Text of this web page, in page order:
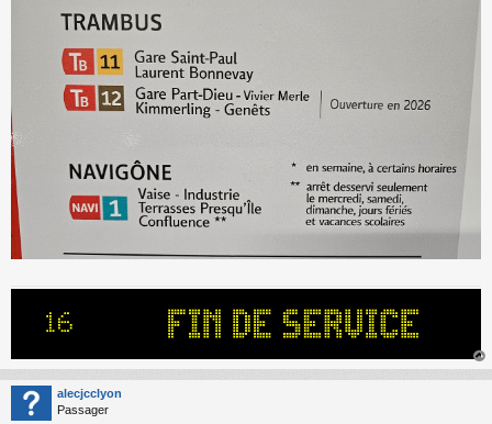
au
alecjcclyon
Passager